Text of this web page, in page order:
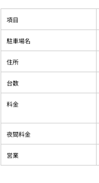
項目
駐車場名
住所
台数
料金
夜間料金
営業